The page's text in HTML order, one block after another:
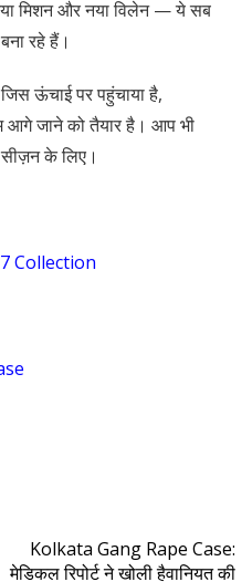
मिशन और नया विलेन — ये सब
रहे हैं।
ऊंचाई पर पहुंचाया है,
जाने को तैयार है। आप भी
सीज़न के लिए।
Collection
Kolkata Gang Rape Case:
मेडिकल रिपोर्ट ने खोली हैवानियत की